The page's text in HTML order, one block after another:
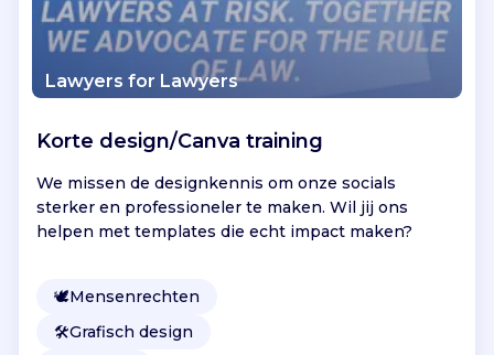
Lawyers for Lawyers
Korte design/Canva training
We missen de designkennis om onze socials
sterker en professioneler te maken. Wil jij ons
helpen met templates die echt impact maken?
🕊Mensenrechten
🛠️Grafisch design